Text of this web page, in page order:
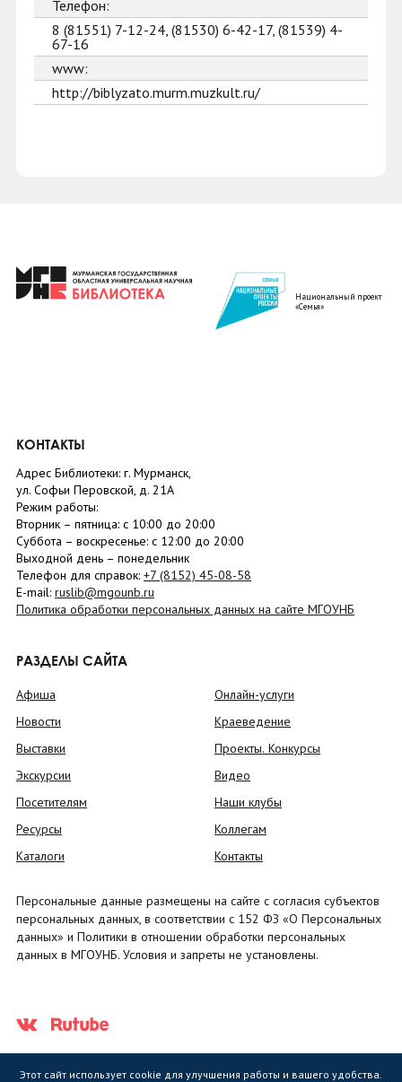
Телефон:
8 (81551) 7-12-24, (81530) 6-42-17, (81539) 4-
67-16
www:
http://biblyzato.murm.muzkult.ru/
Национальный проект
«Семья»
КОНТАКТЫ
Адрес Библиотеки: г. Мурманск,
ул. Софьи Перовской, д. 21А
Режим работы:
Вторник – пятница: с 10:00 до 20:00
Суббота – воскресенье: c 12:00 до 20:00
Выходной день – понедельник
Телефон для справок: +7 (8152) 45-08-58
E-mail: ruslib@mgounb.ru
Политика обработки персональных данных на сайте МГОУНБ
РАЗДЕЛЫ САЙТА
Афиша
Новости
Выставки
Экскурсии
Посетителям
Ресурсы
Каталоги
Онлайн-услуги
Краеведение
Проекты. Конкурсы
Видео
Наши клубы
Коллегам
Контакты
Персональные данные размещены на сайте с согласия субъектов
персональных данных, в соответствии с 152 ФЗ «О Персональных
данных» и Политики в отношении обработки персональных
данных в МГОУНБ. Условия и запреты не установлены.
Этот сайт использует cookie для улучшения работы и вашего удобства.